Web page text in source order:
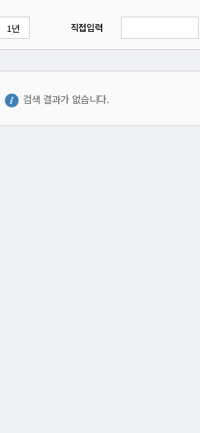
1년 직접입력
검색 결과가 없습니다.